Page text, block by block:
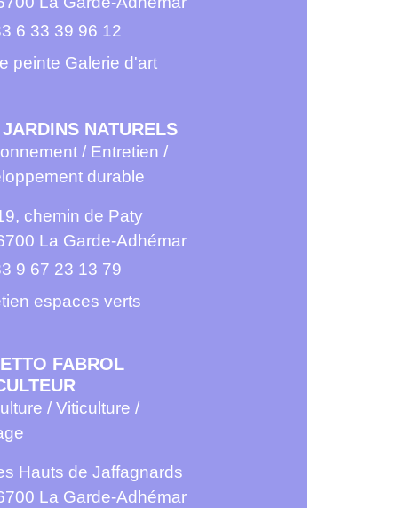
6 33 39 96 12
peinte Galerie d'art
NATURELS
/ Entretien /
durable
chemin de Paty
La Garde-Adhémar
9 67 23 13 79
espaces verts
FABROL
/ Viticulture /
Hauts de Jaffagnards
La Garde-Adhémar